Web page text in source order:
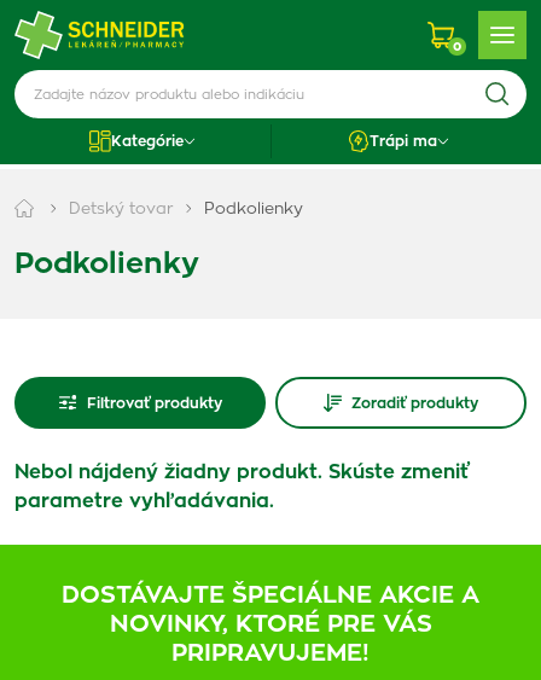
0
Kategórie Trápi ma
Detský tovar Podkolienky
Podkolienky
Filtrovať produkty Zoradiť produkty
Nebol nájdený žiadny produkt. Skúste zmeniť
parametre vyhľadávania.
DOSTÁVAJTE ŠPECIÁLNE AKCIE A
NOVINKY, KTORÉ PRE VÁS
PRIPRAVUJEME!